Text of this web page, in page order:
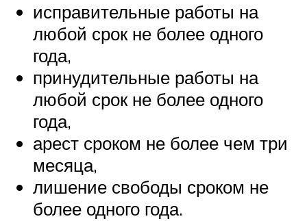
исправительные работы на
любой срок не более одного
года,
принудительные работы на
любой срок не более одного
года,
арест сроком не более чем три
месяца,
лишение свободы сроком не
более одного года.